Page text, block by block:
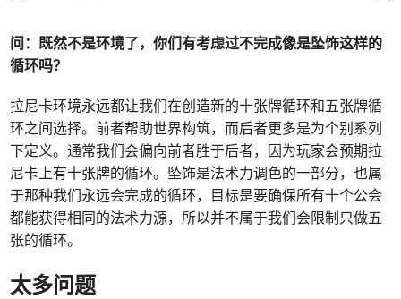
问： 既然不是环境了，你们有考虑过不完成像是坠饰这样的
循环吗？
拉尼卡环境永远都让我们在创造新的十张牌循环和五张牌循
环之间选择。前者帮助世界构筑，而后者更多是为个别系列
下定义。通常我们会偏向前者胜于后者，因为玩家会预期拉
尼卡上有十张牌的循环。坠饰是法术力调色的一部分，也属
于那种我们永远会完成的循环，目标是要确保所有十个公会
都能获得相同的法术力源，所以并不属于我们会限制只做五
张的循环。
太多问题